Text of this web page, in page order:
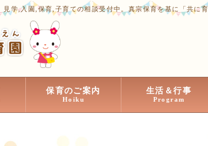
,入園,保育,子育ての相談受付中。真宗保育を基に「共に
保育のご案内
Hoiku
生活＆行事
Program